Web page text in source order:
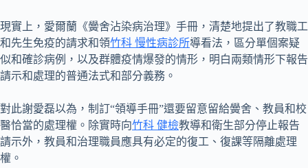
現實上，愛爾蘭《黌舍沾染病治理》手冊，清楚地提出了教職工
和先生免疫的請求和領竹科 慢性病診所導看法，區分單個案疑
似和確診病例，以及群體疫情爆發的情形，明白兩類情形下報告
請示和處理的普通法式和部分義務。
對此謝愛磊以為，制訂“領導手冊”還要留意留給黌舍、教員和校
醫恰當的處理權。除實時向竹科 健檢教導和衛生部分停止報告
請示外，教員和治理職員應具有必定的復工、復課等隔離處理
權。